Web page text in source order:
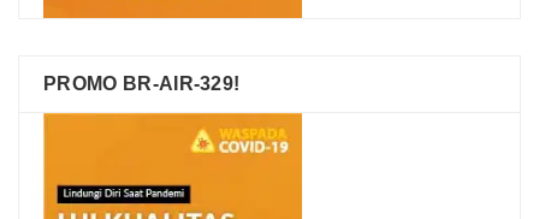
PROMO BR-AIR-329!